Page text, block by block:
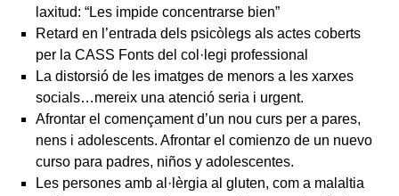
laxitud: “Les impide concentrarse bien”
Retard en l’entrada dels psicòlegs als actes coberts
per la CASS Fonts del col·legi professional
La distorsió de les imatges de menors a les xarxes
socials…mereix una atenció seria i urgent.
Afrontar el començament d’un nou curs per a pares,
nens i adolescents. Afrontar el comienzo de un nuevo
curso para padres, niños y adolescentes.
Les persones amb al·lèrgia al gluten, com a malaltia